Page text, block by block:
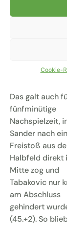
Cookie-
nächste gute
doch einen
Das galt auch
fünfminütige
Nachspielzeit,
Sander nach
Freistoß aus
Halbfeld direkt
Mitte zog und
Tabakovic nur
am Abschluss
gehindert
(45.+2). So